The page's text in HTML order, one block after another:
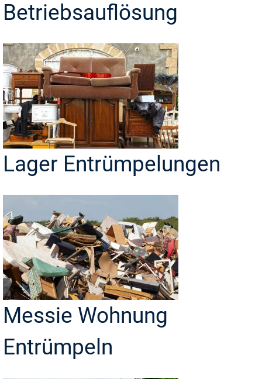
Betriebsauflösung
Lager Entrümpelungen
Messie Wohnung
Entrümpeln